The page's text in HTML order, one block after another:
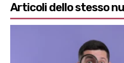
Articoli dello stesso